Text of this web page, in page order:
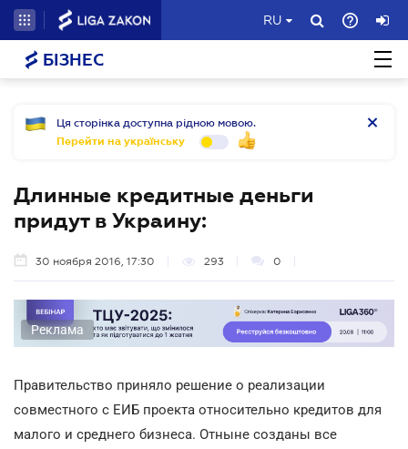
RU
БІЗНЕС
Ця сторінка доступна рідною мовою.
Перейти на українську
Длинные кредитные деньги
придут в Украину:
30 ноября 2016, 17:30 293 0
Реклама
Правительство приняло решение о реализации
совместного с ЕИБ проекта относительно кредитов для
малого и среднего бизнеса. Отныне созданы все